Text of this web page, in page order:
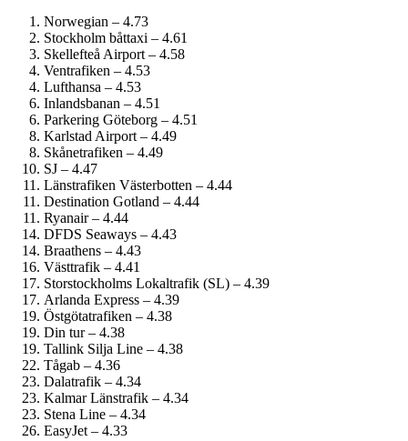
Norwegian – 4.73
Stockholm båttaxi – 4.61
Skellefteå Airport – 4.58
Ventrafiken – 4.53
Lufthansa – 4.53
Inlandsbanan – 4.51
Parkering Göteborg – 4.51
Karlstad Airport – 4.49
Skånetrafiken – 4.49
SJ – 4.47
Länstrafiken Västerbotten – 4.44
Destination Gotland – 4.44
Ryanair – 4.44
DFDS Seaways – 4.43
Braathens – 4.43
Västtrafik – 4.41
Storstockholms Lokaltrafik (SL) – 4.39
Arlanda Express – 4.39
Östgötatrafiken – 4.38
Din tur – 4.38
Tallink Silja Line – 4.38
Tågab – 4.36
Dalatrafik – 4.34
Kalmar Länstrafik – 4.34
Stena Line – 4.34
EasyJet – 4.33